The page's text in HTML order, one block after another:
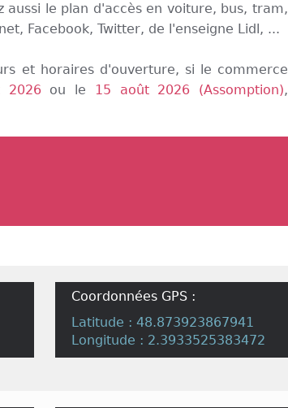
aussi le plan d'accès en voiture, bus, tram,
Facebook, Twitter, de l'enseigne Lidl, ...
et horaires d'ouverture, si le commerce
2026ou le 15 août 2026 (Assomption),
Coordonnées GPS :
Latitude : 48.873923867941
Longitude : 2.3933525383472